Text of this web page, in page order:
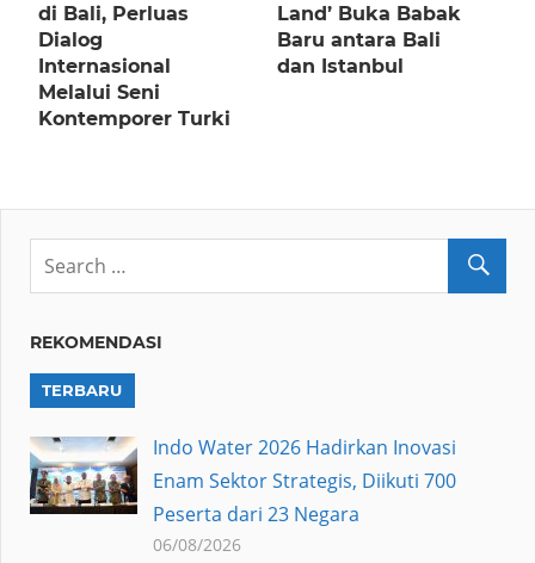
di Bali, Perluas
Dialog
Internasional
Melalui Seni
Kontemporer Turki
Land’ Buka Babak
Baru antara Bali
dan Istanbul
REKOMENDASI
TERBARU
Indo Water 2026 Hadirkan Inovasi
Enam Sektor Strategis, Diikuti 700
Peserta dari 23 Negara
06/08/2026